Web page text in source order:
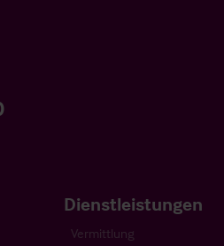
Dienstleistungen
Vermittlung